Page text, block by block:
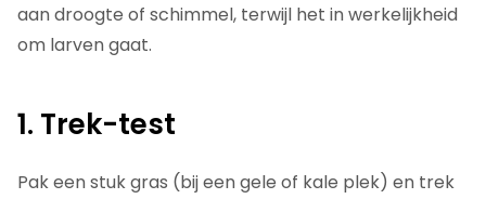
aan droogte of schimmel, terwijl het in werkelijkheid
om larven gaat.
1. Trek-test
Pak een stuk gras (bij een gele of kale plek) en trek